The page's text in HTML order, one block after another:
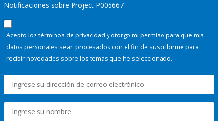
Notificaciones sobre Project P006667
Acepto los términos de privacidad y otorgo mi permiso para que mis
datos personales sean procesados con el fin de suscribirme para
recibir novedades sobre los temas que he seleccionado.